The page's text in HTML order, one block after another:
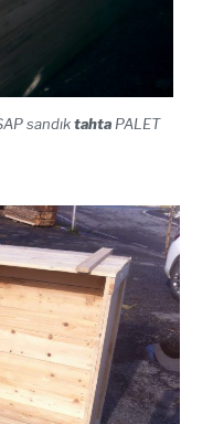
sandıktahta PALET